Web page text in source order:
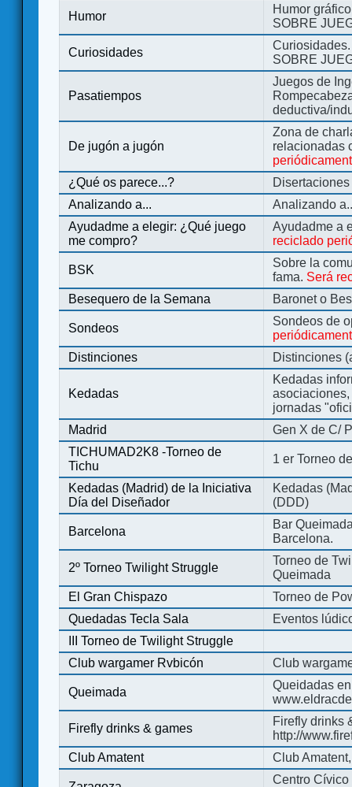
Humor
Humor
SOBRE
Curiosidades
SOBRE
Pasatiempos
Juegos de
deductiva/
De jugón a jugón
Zona de
relacionadas
¿Qué os parece...?
Analizando a...
Analizando
Ayudadme a elegir: ¿Qué juego
me compro?
Ayudadme a
reciclado
BSK
Sobre la
fama. Será
Besequero de la Semana
Baronet o
Sondeos
Sondeos de
Distinciones
Distinciones
Kedadas
Kedadas
jornadas
Madrid
Gen X de C/
TICHUMAD2K8 -Torneo de
Tichu
1 er Torneo
Kedadas (Madrid) de la Iniciativa
Día del Diseñador
Kedadas
(DDD)
Barcelona
Bar
Barcelona.
2º Torneo Twilight Struggle
Torneo de
Queimada
El Gran Chispazo
Torneo de
Quedadas Tecla Sala
Eventos
III Torneo de Twilight Struggle
Club wargamer Rvbicón
Club
Queimada
Queidadas
Firefly drinks & games
Firefly drinks
http://
Club Amatent
Club
Centro Cívico